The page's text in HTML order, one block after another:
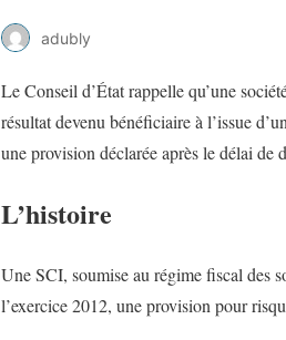
adubly
Le Conseil d’État rappelle qu’une
résultat devenu bénéficiaire à l’issue
une provision déclarée après le délai de
L’histoire
Une SCI, soumise au régime fiscal des
l’exercice 2012, une provision pour